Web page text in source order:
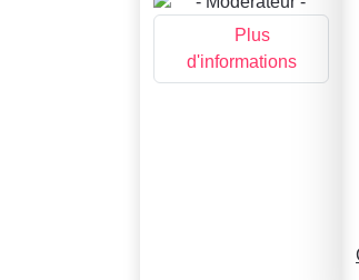
Plus
d'informations